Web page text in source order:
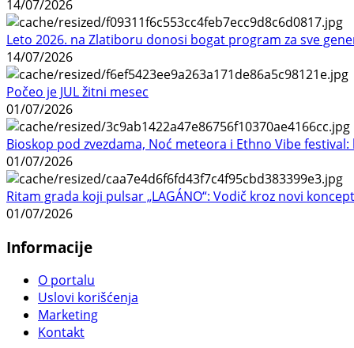
14/07/2026
Leto 2026. na Zlatiboru donosi bogat program za sve
14/07/2026
Počeo je JUL žitni mesec
01/07/2026
Bioskop pod zvezdama, Noć meteora i Ethno Vibe
01/07/2026
Ritam grada koji pulsar „LAGÁNO“: Vodič kroz novi
01/07/2026
Informacije
O portalu
Uslovi korišćenja
Marketing
Kontakt